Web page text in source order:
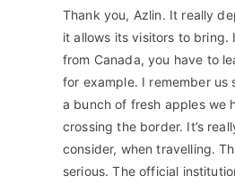
Thank you, Azlin. It really
it allows its visitors to bring.
from Canada, you have to
for example. I remember
a bunch of fresh apples we
crossing the border. It’s
consider, when travelling.
serious. The official